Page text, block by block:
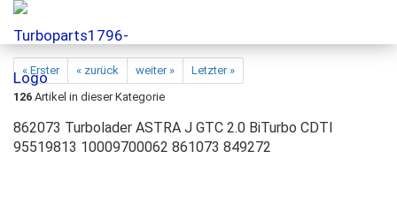
« Erster « zurück weiter »
Letzter »
126 Artikel in dieser Kategorie
862073 Turbolader ASTRA J GTC 2.0 BiTurbo CDTI
95519813 10009700062 861073 849272